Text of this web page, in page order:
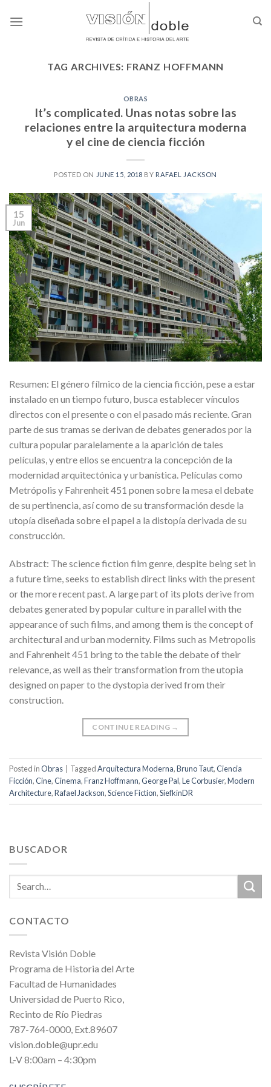
TAG ARCHIVES: FRANZ HOFFMANN
OBRAS
It’s complicated. Unas notas sobre las
relaciones entre la arquitectura moderna
y el cine de ciencia ficción
POSTED ON JUNE 15, 2018 BY RAFAEL JACKSON
15
Jun
Resumen: El género fílmico de la ciencia ficción, pese a estar
instalado en un tiempo futuro, busca establecer vínculos
directos con el presente o con el pasado más reciente. Gran
parte de sus tramas se derivan de debates generados por la
cultura popular paralelamente a la aparición de tales
películas, y entre ellos se encuentra la concepción de la
modernidad arquitectónica y urbanística. Películas como
Metrópolis y Fahrenheit 451 ponen sobre la mesa el debate
de su pertinencia, así como de su transformación desde la
utopía diseñada sobre el papel a la distopía derivada de su
construcción.
Abstract: The science fiction film genre, despite being set in
a future time, seeks to establish direct links with the present
or the more recent past. A large part of its plots derive from
debates generated by popular culture in parallel with the
appearance of such films, and among them is the concept of
architectural and urban modernity. Films such as Metropolis
and Fahrenheit 451 bring to the table the debate of their
relevance, as well as their transformation from the utopia
designed on paper to the dystopia derived from their
construction.
CONTINUE READING →
Posted inObras TaggedArquitectura Moderna,Bruno Taut,Ciencia
Ficción,Cine,Cinema,Franz Hoffmann,George Pal,Le Corbusier,Modern
Architecture,Rafael Jackson,Science Fiction,SiefkinDR
BUSCADOR
CONTACTO
Revista Visión Doble
Programa de Historia del Arte
Facultad de Humanidades
Universidad de Puerto Rico,
Recinto de Río Piedras
787-764-0000, Ext.89607
vision.doble@upr.edu
L-V 8:00am – 4:30pm